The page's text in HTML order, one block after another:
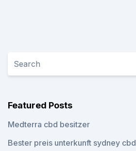
Featured Posts
Medterra cbd besitzer
Bester preis unterkunft sydney cbd